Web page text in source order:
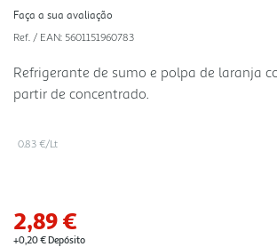
Faça a sua avaliação
Ref. / EAN: 5601151960783
Refrigerante de sumo e polpa de laranja
partir de concentrado.
0.83 €/Lt
2,89 €
+0,20 € Depósito